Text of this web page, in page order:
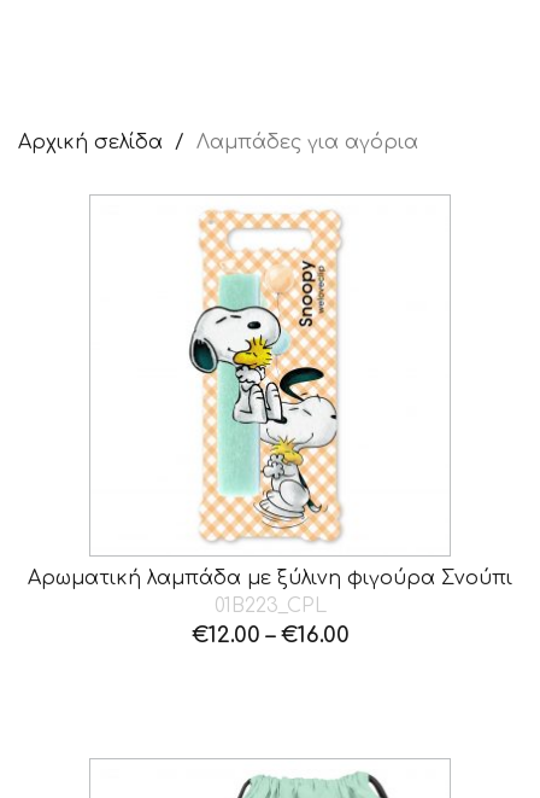
Αρχική σελίδα Λαμπάδες για αγόρια
Αρωματική λαμπάδα με ξύλινη φιγούρα Σνούπι
01B223_CPL
€12.00 – €16.00